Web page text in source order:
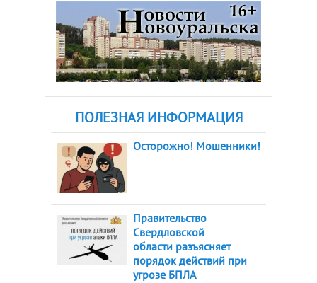
ПОЛЕЗНАЯ ИНФОРМАЦИЯ
Осторожно! Мошенники!
Правительство
Свердловской
области разъясняет
порядок действий при
угрозе БПЛА